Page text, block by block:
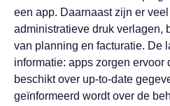
een app. Daarnaast zijn er
administratieve druk verlagen,
van planning en facturatie. De
informatie: apps zorgen ervoor
beschikt over up-to-date
geïnformeerd wordt over de